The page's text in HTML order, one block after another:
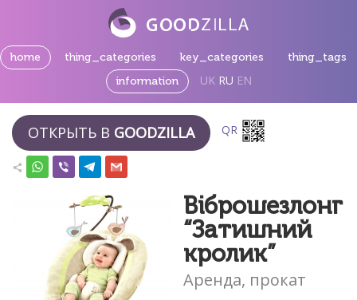
home thing_categories key_categories
thing_tags
information
UK RU EN
ОТКРЫТЬ В GOODZILLA QR
Віброшезлонг
“Затишний
кролик”
Аренда, прокат